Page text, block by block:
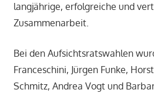
langjährige, erfolgreiche und
Zusammenarbeit.
Bei den Aufsichtsratswahlen
Franceschini, Jürgen Funke,
Schmitz, Andrea Vogt und